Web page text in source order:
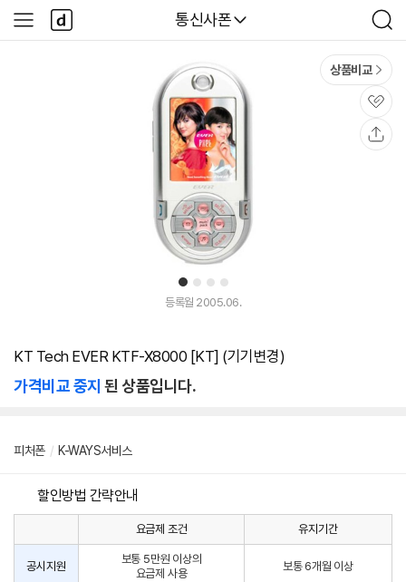
다나와
통신사폰
검
색
사
이
다
나
와
1 2 3 4
상품비교
관
심
등록월 2005.06.
KT Tech EVER KTF-X8000 [KT] (기기변경)
가격비교 중지 된 상품입니다.
피처폰 / K-WAYS서비스
할인방법 간략안내
사
요금제 조건 유지기간
공시지원
보통 5만원 이상의
요금제 사용
보통 6개월 이상